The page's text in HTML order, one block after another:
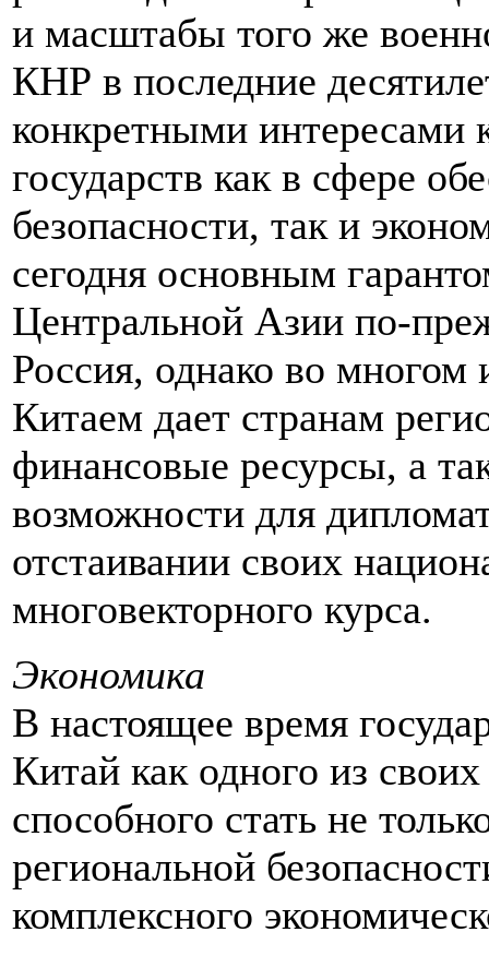
и масштабы того же
КНР в последние
конкретными интересами
государств как в сфере
безопасности, так и
сегодня основным
Центральной Азии по-
Россия, однако во многом
Китаем дает странам
финансовые ресурсы, а
возможности для
отстаивании своих
многовекторного курса.
Экономика
В настоящее время
Китай как одного из
способного стать не
региональной
комплексного